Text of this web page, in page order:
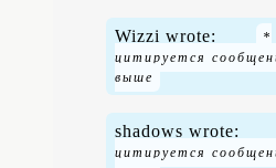
Wizzi wrote:
shadows wrote: